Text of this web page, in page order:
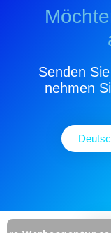
Senden
nehmen